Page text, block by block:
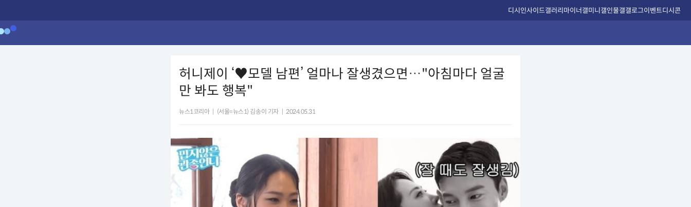
디시인사이드갤러리마이너갤미니갤인물갤갤로그이벤트디시콘
허니제이 ‘♥모델 남편’ 얼마나 잘생겼으면…"아침마다 얼굴
만 봐도 행복"
뉴스1코리아 (서울=뉴스1) 김송이 기자 2024.05.31